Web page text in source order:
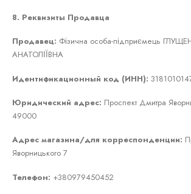
8. Реквизиты Продавца
Продавец: Фізична особа-підприємець
АНАТОЛІЇВНА
Идентификационный код (ИНН):
Юридический адрес: Проспект Дмитра
49000
Адрес магазина/для корреспонденции:
Яворницького 7
Телефон: +380979450452